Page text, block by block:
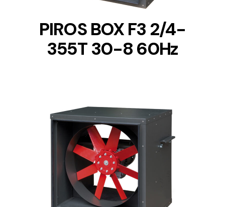
PIROS BOX F3 2/4-
355T 30-8 60Hz
DETAILS